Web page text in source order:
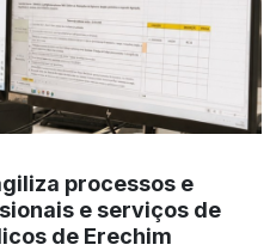
processos e
e serviços de
de Erechim